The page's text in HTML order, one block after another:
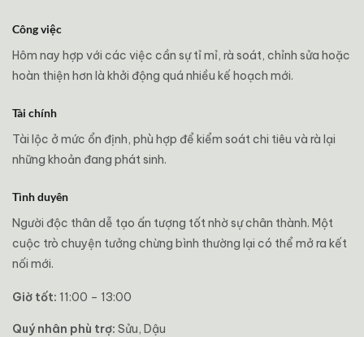
Công việc
Hôm nay hợp với các việc cần sự tỉ mỉ, rà soát, chỉnh sửa hoặc
hoàn thiện hơn là khởi động quá nhiều kế hoạch mới.
Tài chính
Tài lộc ở mức ổn định, phù hợp để kiểm soát chi tiêu và rà lại
những khoản đang phát sinh.
Tình duyên
Người độc thân dễ tạo ấn tượng tốt nhờ sự chân thành. Một
cuộc trò chuyện tưởng chừng bình thường lại có thể mở ra kết
nối mới.
Giờ tốt: 11:00 – 13:00
Quý nhân phù trợ: Sửu, Dậu